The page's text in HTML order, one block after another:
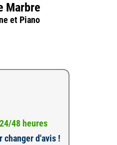
Marbre
et Piano
48 heures
changer d'avis !